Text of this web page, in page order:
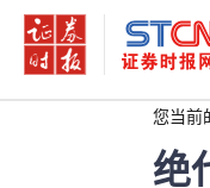
您当前
绝